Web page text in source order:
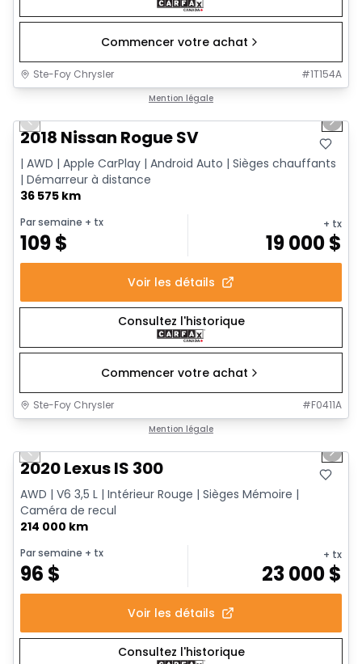
Commencer votre achat
Ste-Foy Chrysler #1T154A
Mention légale
Previous slide Next
2018 Nissan Rogue SV
| AWD | Apple CarPlay | Android Auto | Sièges chauffants
| Démarreur à distance
36 575 km
Par semaine + tx
109$
+ tx
19 000$
Voir les détails
Consultez l'historique
Commencer votre achat
Ste-Foy Chrysler #F0411A
Mention légale
Previous slide Next
2020 Lexus IS 300
AWD | V6 3,5 L | Intérieur Rouge | Sièges Mémoire |
Caméra de recul
214 000 km
Par semaine + tx
96 $
+ tx
23 000$
Voir les détails
Consultez l'historique